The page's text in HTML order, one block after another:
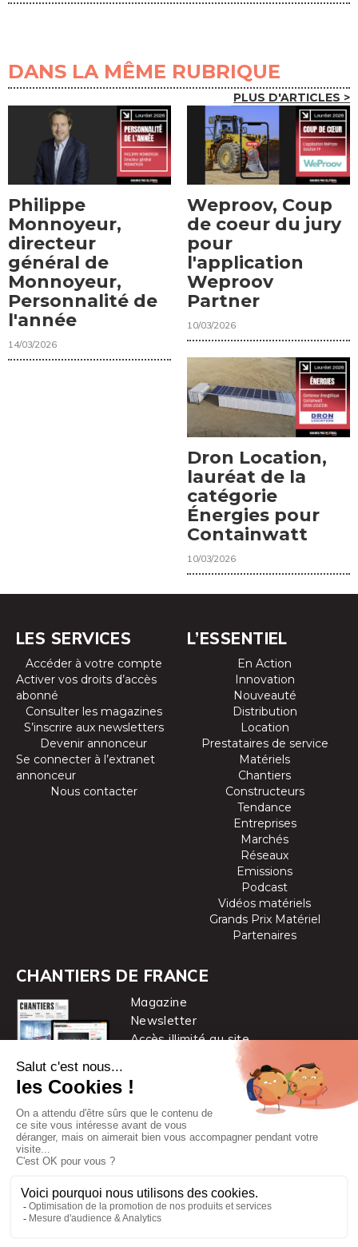
DANS LA MÊME RUBRIQUE
PLUS D'ARTICLES >
Philippe
Monnoyeur,
directeur
général de
Monnoyeur,
Personnalité de
l'année
14/03/2026
Weproov, Coup
de coeur du jury
pour
l'application
Weproov
Partner
10/03/2026
Dron Location,
lauréat de la
catégorie
Énergies pour
Containwatt
10/03/2026
LES SERVICES
Accéder à votre compte
Activer vos droits d’accès
abonné
Consulter les magazines
S’inscrire aux newsletters
Devenir annonceur
Se connecter à l’extranet
annonceur
Nous contacter
L’ESSENTIEL
En Action
Innovation
Nouveauté
Distribution
Location
Prestataires de service
Matériels
Chantiers
Constructeurs
Tendance
Entreprises
Marchés
Réseaux
Emissions
Podcast
Vidéos matériels
Grands Prix Matériel
Partenaires
CHANTIERS DE FRANCE
Magazine
Newsletter
Accès illimité au site
Chantiers de France est une marque